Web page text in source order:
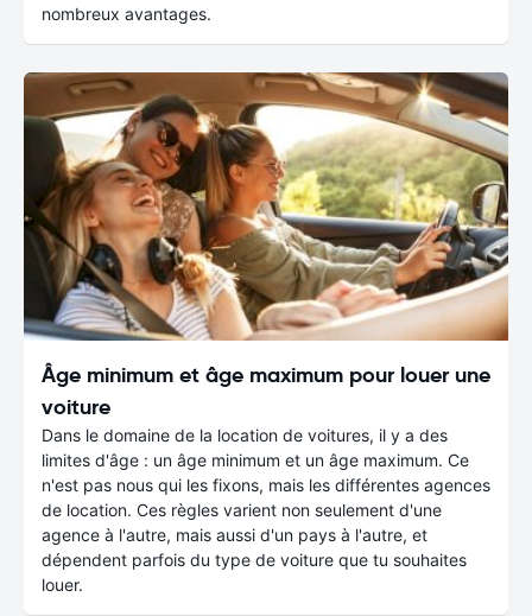
nombreux avantages.
Âge minimum et âge maximum pour louer une
voiture
Dans le domaine de la location de voitures, il y a des
limites d'âge : un âge minimum et un âge maximum. Ce
n'est pas nous qui les fixons, mais les différentes agences
de location. Ces règles varient non seulement d'une
agence à l'autre, mais aussi d'un pays à l'autre, et
dépendent parfois du type de voiture que tu souhaites
louer.